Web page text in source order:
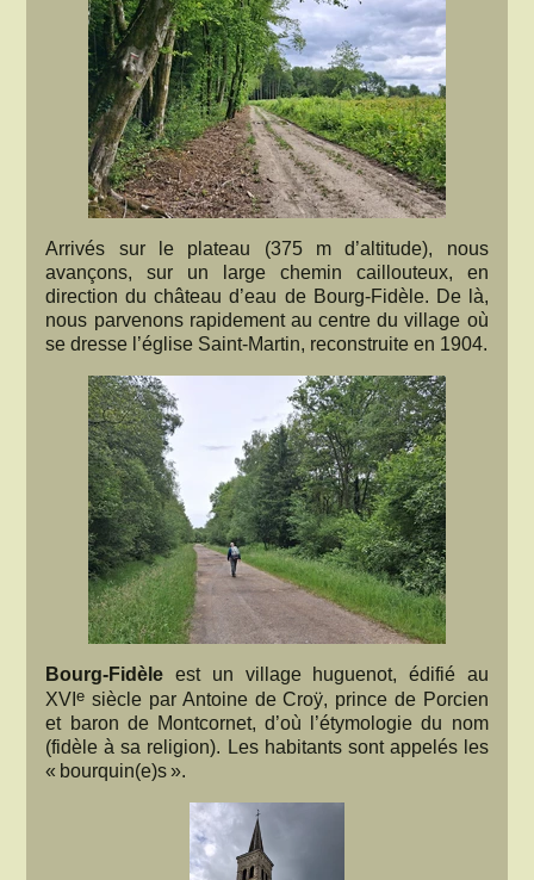
Arrivés sur le plateau (375 m d’altitude), nous
avançons, sur un large chemin caillouteux, en
direction du château d’eau de Bourg-Fidèle. De là,
nous parvenons rapidement au centre du village où
se dresse l’église Saint-Martin, reconstruite en 1904.
Bourg-Fidèle est un village huguenot, édifié au
XVIe siècle par Antoine de Croÿ, prince de Porcien
et baron de Montcornet, d’où l’étymologie du nom
(fidèle à sa religion). Les habitants sont appelés les
« bourquin(e)s ».